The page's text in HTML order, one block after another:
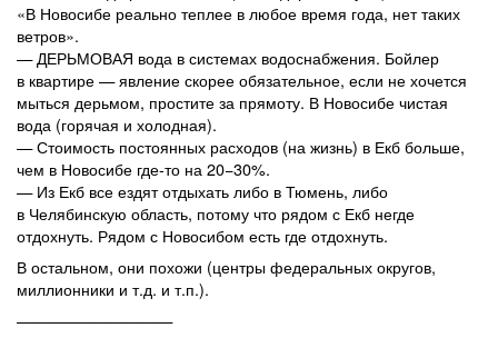
«В Новосибе реально теплее в любое время года, нет таких
ветров».
— ДЕРЬМОВАЯ вода в системах водоснабжения. Бойлер
в квартире — явление скорее обязательное, если не хочется
мыться дерьмом, простите за прямоту. В Новосибе чистая
вода (горячая и холодная).
— Стоимость постоянных расходов (на жизнь) в Екб больше,
чем в Новосибе где-то на 20−30%.
— Из Екб все ездят отдыхать либо в Тюмень, либо
в Челябинскую область, потому что рядом с Екб негде
отдохнуть. Рядом с Новосибом есть где отдохнуть.
В остальном, они похожи (центры федеральных округов,
миллионники и т.д. и т.п.).
——————————